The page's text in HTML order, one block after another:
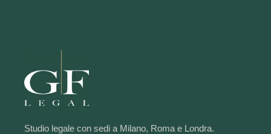
Studio legale con sedi a Milano, Roma e Londra.